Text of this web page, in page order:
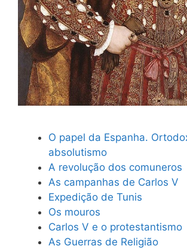
O papel da Espanha.
absolutismo
A revolução dos comuneros
As campanhas de Carlos V
Expedição de Tunis
Os mouros
Carlos V e o protestantismo
As Guerras de Religião